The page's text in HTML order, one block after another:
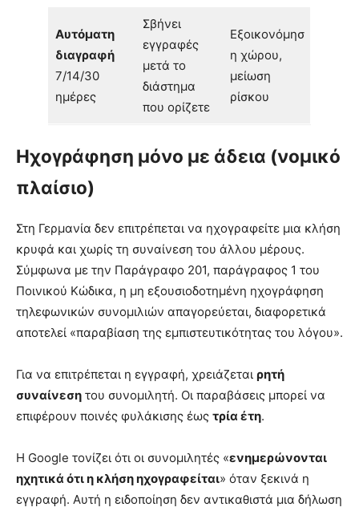
Αυτόματη
διαγραφή
7/14/30
ημέρες
Σβήνει
εγγραφές
μετά το
διάστημα
που ορίζετε
Εξοικονόμησ
η χώρου,
μείωση
ρίσκου
Ηχογράφηση μόνο με άδεια (νομικό
πλαίσιο)
Στη Γερμανία δεν επιτρέπεται να ηχογραφείτε μια κλήση
κρυφά και χωρίς τη συναίνεση του άλλου μέρους.
Σύμφωνα με την Παράγραφο 201, παράγραφος 1 του
Ποινικού Κώδικα, η μη εξουσιοδοτημένη ηχογράφηση
τηλεφωνικών συνομιλιών απαγορεύεται, διαφορετικά
αποτελεί «παραβίαση της εμπιστευτικότητας του λόγου».
Για να επιτρέπεται η εγγραφή, χρειάζεται ρητή
συναίνεση του συνομιλητή. Οι παραβάσεις μπορεί να
επιφέρουν ποινές φυλάκισης έως τρία έτη.
Η Google τονίζει ότι οι συνομιλητές «ενημερώνονται
ηχητικά ότι η κλήση ηχογραφείται» όταν ξεκινά η
εγγραφή. Αυτή η ειδοποίηση δεν αντικαθιστά μια δήλωση